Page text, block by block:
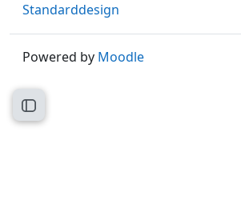
Kursindex öffnen
Standarddesign
Powered by Moodle